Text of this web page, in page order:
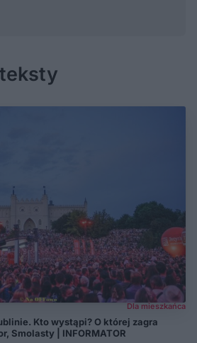
Dla mieszkańca
Kto wystąpi? O której zagra
Smolasty | INFORMATOR